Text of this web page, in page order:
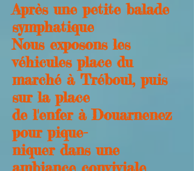
Après une petite balade
symphatique
Nous exposons les
véhicules place du
marché à Tréboul, puis
sur la place
de l'enfer à Douarnenez
pour pique-
niquer dans une